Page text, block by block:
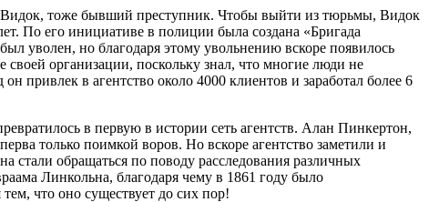
Видок, тоже бывший преступник. Чтобы выйти из тюрьмы, Видок
По его инициативе в полиции была создана «Бригада
уволен, но благодаря этому увольнению вскоре появилось
организации, поскольку знал, что многие люди не
привлек в агентство около 4000 клиентов и заработал более 6
в первую в истории сеть агентств. Алан Пинкертон,
только поимкой воров. Но вскоре агентство заметили и
стали обращаться по поводу расследования различных
Линкольна, благодаря чему в 1861 году было
что оно существует до сих пор!